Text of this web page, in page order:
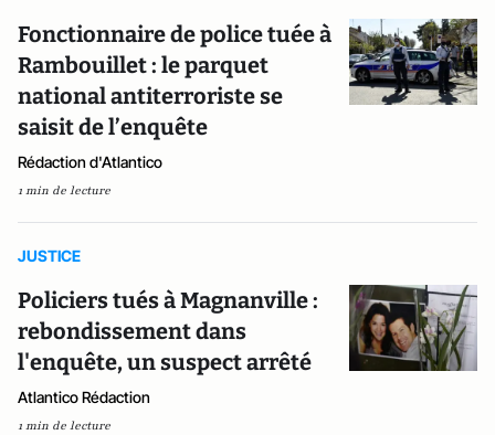
Fonctionnaire de police tuée à
Rambouillet : le parquet
national antiterroriste se
saisit de l’enquête
Rédaction d'Atlantico
1 min de lecture
JUSTICE
Policiers tués à Magnanville :
rebondissement dans
l'enquête, un suspect arrêté
Atlantico Rédaction
1 min de lecture